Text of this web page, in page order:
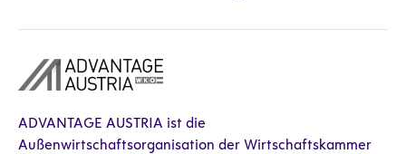
ADVANTAGE AUSTRIA ist die
Außenwirtschaftsorganisation der Wirtschaftskammer